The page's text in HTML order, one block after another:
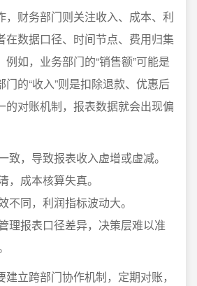
，财务部门则关注收入、成本、利
在数据口径、时间节点、费用归集
如，业务部门的“销售额”可能是
的“收入”则是扣除退款、优惠后
的对账机制，报表数据就会出现偏
致，导致报表收入虚增或虚减。
，成本核算失真。
不同，利润指标波动大。
理报表口径差异，决策层难以准
立跨部门协作机制，定期对账，